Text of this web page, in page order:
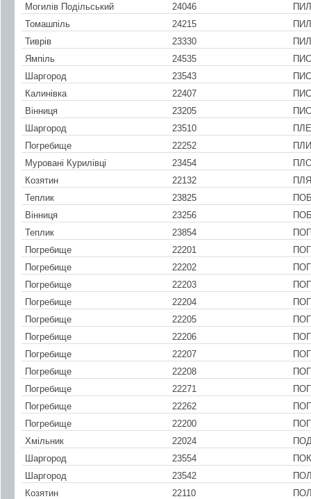
Могилів Подільський
24046
Томашпіль
24215
Тиврів
23330
Ямпіль
24535
Шаргород
23543
Калинівка
22407
Вінниця
23205
Шаргород
23510
Погребище
22252
Муровані Курилівці
23454
Козятин
22132
Теплик
23825
Вінниця
23256
Теплик
23854
Погребище
22201
Погребище
22202
Погребище
22203
Погребище
22204
Погребище
22205
Погребище
22206
Погребище
22207
Погребище
22208
Погребище
22271
Погребище
22262
Погребище
22200
Хмільник
22024
Шаргород
23554
Шаргород
23542
Козятин
22110